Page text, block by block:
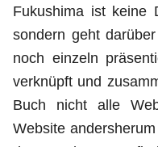
Fukushima ist keine
sondern geht
noch einzeln
verknüpft und
Buch nicht alle
Website